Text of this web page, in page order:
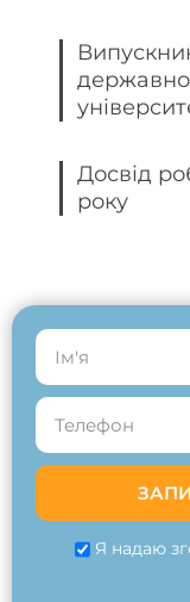
Досвід
року
Я надаю